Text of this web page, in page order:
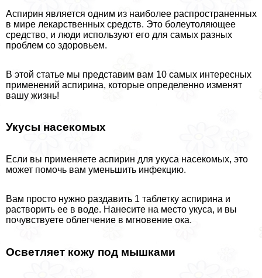
Аспирин является одним из наиболее распространенных
в мире лекарственных средств. Это болеутоляющее
средство, и люди используют его для самых разных
проблем со здоровьем.
В этой статье мы представим вам 10 самых интересных
применений аспирина, которые определенно изменят
вашу жизнь!
Укусы насекомых
Если вы применяете аспирин для укуса насекомых, это
может помочь вам уменьшить инфекцию.
Вам просто нужно раздавить 1 таблетку аспирина и
растворить ее в воде. Нанесите на место укуса, и вы
почувствуете облегчение в мгновение ока.
Осветляет кожу под мышками